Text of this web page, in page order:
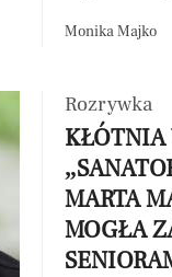
Monika Majko
Rozrywka
KŁÓTNIA
MARTA
MOGŁA